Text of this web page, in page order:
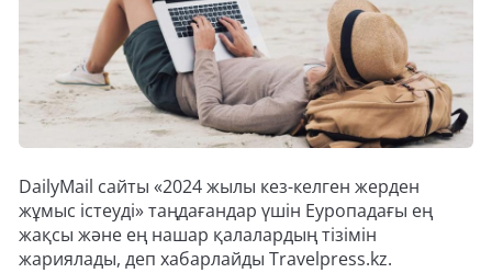
DailyMail сайты «2024 жылы кез-келген жерден
жұмыс істеуді» таңдағандар үшін Еуропадағы ең
жақсы және ең нашар қалалардың тізімін
жариялады, деп хабарлайды Travelpress.kz.